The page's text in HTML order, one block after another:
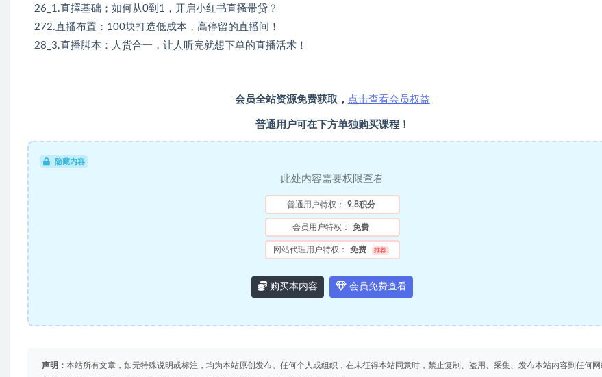
26_1.直擇基础；如何从0到1，开启小红书直搔带贷？
272.直播布置：100块打造低成本，高停留的直播间！
28_3.直播脚本：人货合一，让人听完就想下单的直播活术！
会员全站资源免费获取， 点击查看会员权益
普通用户可在下方单独购买课程！
隐藏内容
此处内容需要权限查看
普通用户特权： 9.8积分
会员用户特权： 免费
网站代理用户特权： 免费 推荐
购买本内容 会员免费查看
声明： 本站所有文章，如无特殊说明或标注，均为本站原创发布。任何个人或组织，在未征得本站同意时，禁止复制、盗用、采集、发布本站内容到任何网